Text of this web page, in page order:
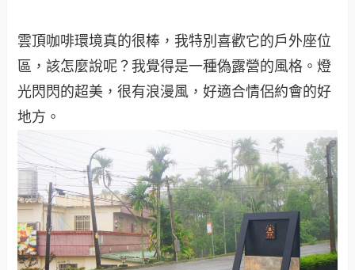
雲頂咖啡環境真的很棒，我特別喜歡它的戶外座位
區，該怎麼說呢？我覺得是一種偽露營的風格。燈
光閃閃的超美，很有浪漫風，好適合情侶約會的好
地方。